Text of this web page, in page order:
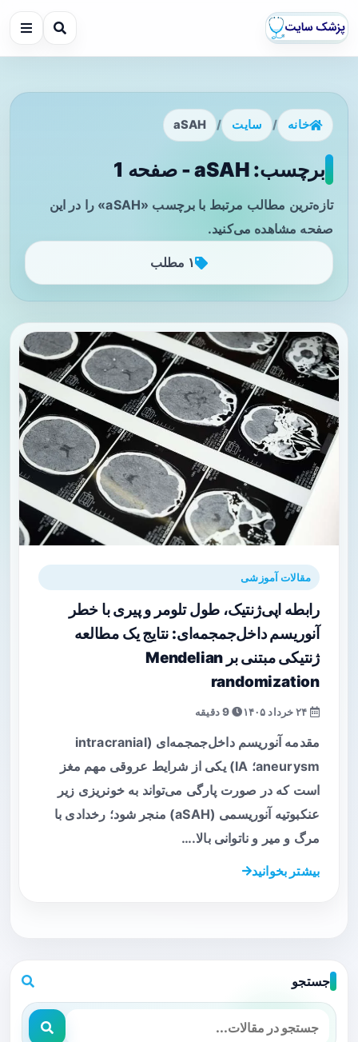
خانه / سایت /
aSAH
برچسب: aSAH - صفحه 1
تازه‌ترین مطالب مرتبط با برچسب «aSAH» را در این
صفحه مشاهده می‌کنید.
۱ مطلب
مقالات آموزشی
رابطه اپی‌ژنتیک، طول تلومر و پیری با خطر
آنوریسم داخل‌جمجمه‌ای: نتایج یک مطالعه
ژنتیکی مبتنی بر Mendelian
randomization
9 دقیقه
مقدمه آنوریسم داخل‌جمجمه‌ای (intracranial
aneurysm؛ IA) یکی از شرایط عروقی مهم مغز
است که در صورت پارگی می‌تواند به خونریزی زیر
عنکبوتیه آنوریسمی (aSAH) منجر شود؛ رخدادی با
مرگ و میر و ناتوانی بالا.…
بیشتر بخوانید
جستجو